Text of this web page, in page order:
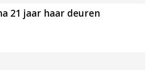
21 jaar haar deuren